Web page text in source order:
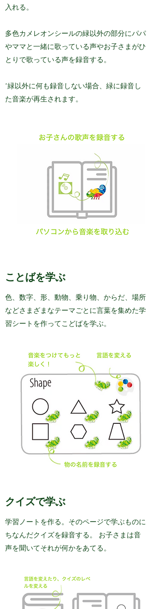
入れる。
​多色カメレオンシールの緑以外の部分にパパ
やママと一緒に歌っている声やお子さまがひ
とりで歌っている声を録音する。
*緑以外に何も録音しない場合、緑に録音し
た音楽が再生されます。
ことばを学ぶ
色、数字、形、動物、乗り物、からだ、場所
などさまざまなテーマごとに言葉を集めた学
習シートを作ってこどばを学ぶ。
クイズで学ぶ
学習ノートを作る。そのページで学ぶものに
ちなんだクイズを録音する。 お子さまは音
声を聞いてそれが何かをあてる。